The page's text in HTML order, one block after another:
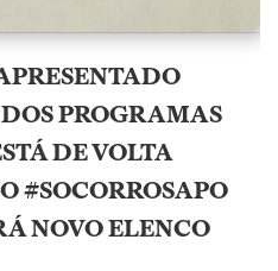
PROGRAMAS
DE VOLTA
#SOCORROSAPO
NOVO ELENCO